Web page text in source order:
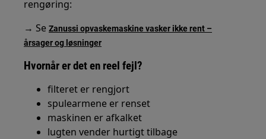
rengøring:
→ SeZanussi opvaskemaskine vasker ikke rent –
årsager og løsninger
Hvornår er det en reel fejl?
filteret er rengjort
spulearmene er renset
maskinen er afkalket
lugten vender hurtigt tilbage